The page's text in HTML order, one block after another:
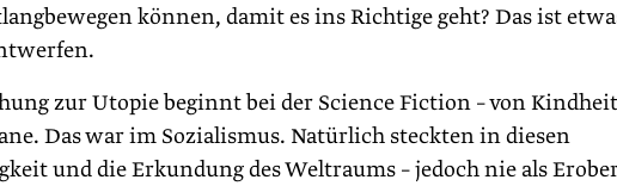
können, damit es ins Richtige geht? Das ist
zur Utopie beginnt bei der Science Fiction – von
Das war im Sozialismus. Natürlich steckten in diesen
und die Erkundung des Weltraums – jedoch nie als